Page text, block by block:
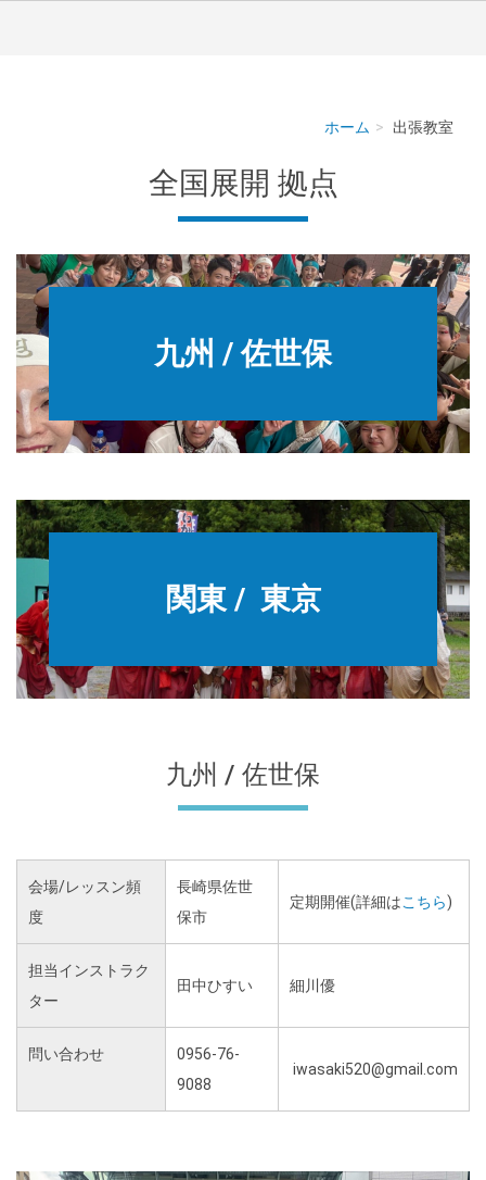
ホーム 出張教室
全国展開 拠点
九州 / 佐世保
関東 / 東京
九州 / 佐世保
会場/レッスン頻
度
長崎県佐世
保市
定期開催(詳細はこちら)
担当インストラク
ター
田中ひすい 細川優
問い合わせ
0956-76-
9088
iwasaki520@gmail.com